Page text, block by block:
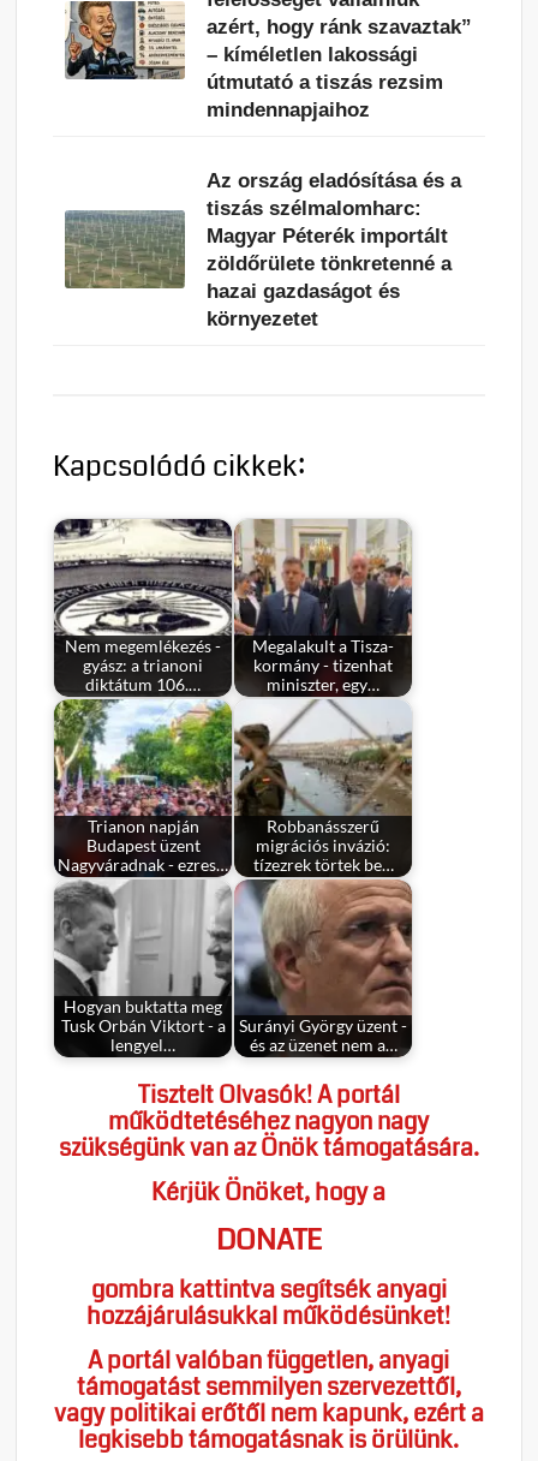
azért, hogy ránk szavaztak”
– kíméletlen lakossági
útmutató a tiszás rezsim
mindennapjaihoz
Az ország eladósítása és a
tiszás szélmalomharc:
Magyar Péterék importált
zöldőrülete tönkretenné a
hazai gazdaságot és
környezetet
Kapcsolódó cikkek:
Nem megemlékezés -
gyász: a trianoni
diktátum 106.…
Megalakult a Tisza-
kormány - tizenhat
miniszter, egy…
Trianon napján
Budapest üzent
Nagyváradnak - ezres…
Robbanásszerű
migrációs invázió:
tízezrek törtek be…
Hogyan buktatta meg
Tusk Orbán Viktort - a
lengyel…
Surányi György üzent -
és az üzenet nem a…
Tisztelt Olvasók! A portál
működtetéséhez nagyon nagy
szükségünk van az Önök támogatására.
Kérjük Önöket, hogy a
DONATE
gombra kattintva segítsék anyagi
hozzájárulásukkal működésünket!
A portál valóban független, anyagi
támogatást semmilyen szervezettől,
vagy politikai erőtől nem kapunk, ezért a
legkisebb támogatásnak is örülünk.